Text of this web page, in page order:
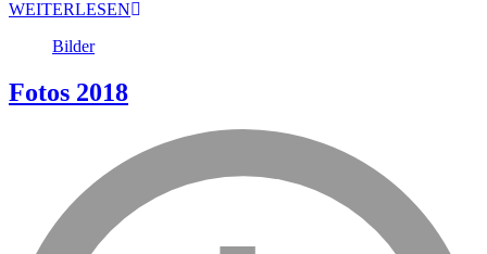
WEITERLESEN
Bilder
Fotos 2018